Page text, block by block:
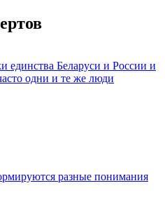
единства Беларуси и России и
одни и те же люди
разные понимания